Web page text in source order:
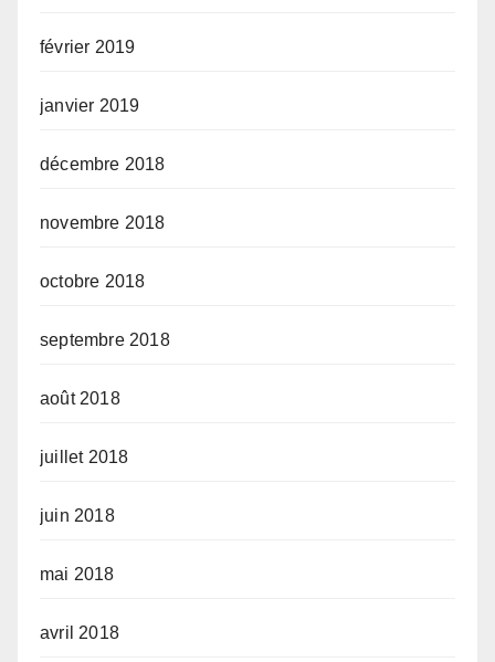
février 2019
janvier 2019
décembre 2018
novembre 2018
octobre 2018
septembre 2018
août 2018
juillet 2018
juin 2018
mai 2018
avril 2018